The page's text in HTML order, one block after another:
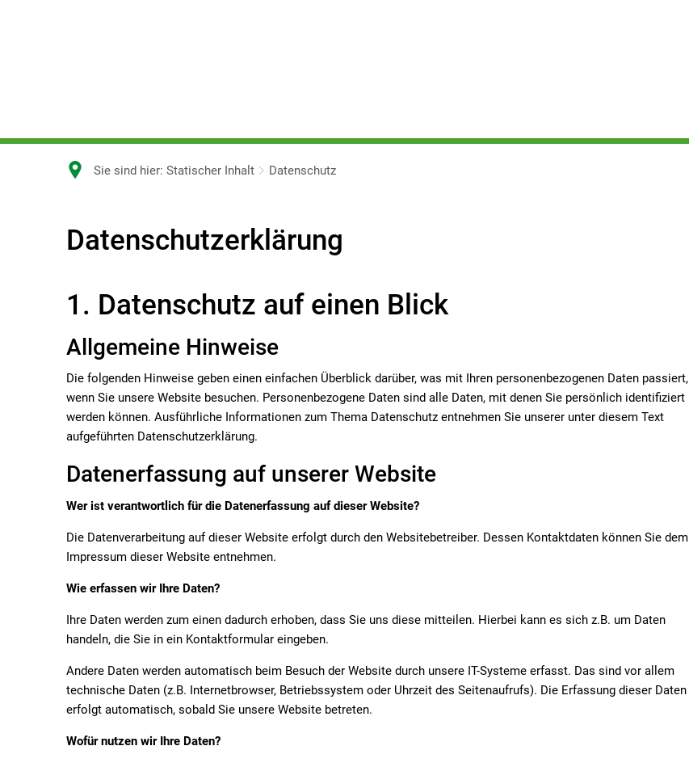
Sie sind hier: Statischer Inhalt Datenschutz
Datenschutz
Datenschutzerklärung
1. Datenschutz auf einen Blick
Allgemeine Hinweise
Die folgenden Hinweise geben einen einfachen Überblick darüber, was mit Ihren personenbezogenen Daten passiert,
wenn Sie unsere Website besuchen. Personenbezogene Daten sind alle Daten, mit denen Sie persönlich identifiziert
werden können. Ausführliche Informationen zum Thema Datenschutz entnehmen Sie unserer unter diesem Text
aufgeführten Datenschutzerklärung.
Datenerfassung auf unserer Website
Wer ist verantwortlich für die Datenerfassung auf dieser Website?
Die Datenverarbeitung auf dieser Website erfolgt durch den Websitebetreiber. Dessen Kontaktdaten können Sie dem
Impressum dieser Website entnehmen.
Wie erfassen wir Ihre Daten?
Ihre Daten werden zum einen dadurch erhoben, dass Sie uns diese mitteilen. Hierbei kann es sich z.B. um Daten
handeln, die Sie in ein Kontaktformular eingeben.
Andere Daten werden automatisch beim Besuch der Website durch unsere IT-Systeme erfasst. Das sind vor allem
technische Daten (z.B. Internetbrowser, Betriebssystem oder Uhrzeit des Seitenaufrufs). Die Erfassung dieser Daten
erfolgt automatisch, sobald Sie unsere Website betreten.
Wofür nutzen wir Ihre Daten?